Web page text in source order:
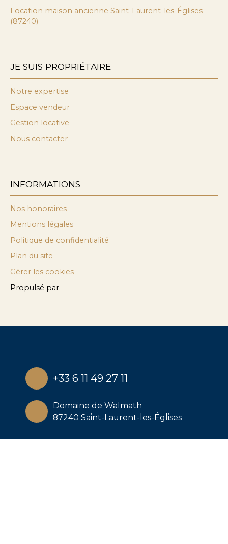
Location maison ancienne Saint-Laurent-les-Églises
(87240)
JE SUIS PROPRIÉTAIRE
Notre expertise
Espace vendeur
Gestion locative
Nous contacter
INFORMATIONS
Nos honoraires
Mentions légales
Politique de confidentialité
Plan du site
Gérer les cookies
Propulsé par
+33 6 11 49 27 11
Domaine de Walmath
87240 Saint-Laurent-les-Églises